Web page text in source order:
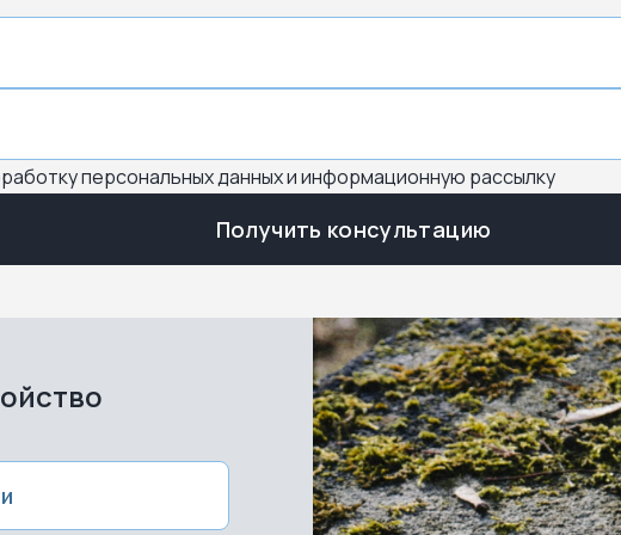
персональных данных и информационную рассылку
Получить консультацию